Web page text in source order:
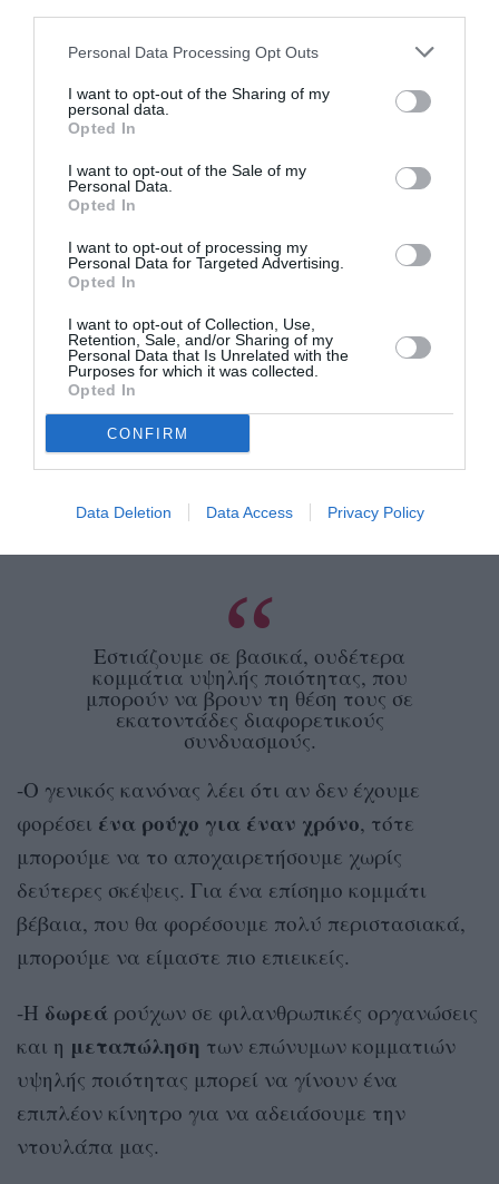
Personal Data Processing Opt Outs
I want to opt-out of the Sharing of my
personal data.
Opted In
I want to opt-out of the Sale of my
Personal Data.
Opted In
I want to opt-out of processing my
Personal Data for Targeted Advertising.
Opted In
I want to opt-out of Collection, Use,
Retention, Sale, and/or Sharing of my
Personal Data that Is Unrelated with the
Purposes for which it was collected.
Opted In
CONFIRM
Data Deletion Data Access Privacy Policy
περιστάσεις.
κρεμάσουμε σε μια κρεμάστρα με κλιπ. Τα πιο
καθημερινά, σε μια πολλαπλή κρεμάστρα. Έτσι,
τα βρίσκουμε ευκολότερα και καταλαμβάνουν
λιγότερο χώρο στην ντουλάπα. Τα τζιν είναι τα
πιο δύσκολα στην εφαρμογή: τα δοκιμάζουμε
ένα ένα και όσα δεν μας κολακεύουν, ιδιαίτερα
Γενικά
-Εστιάζουμε σεβασικά, ουδέτερα κομμάτια
υψηλής ποιότητας, που μπορούν να βρουν τη
συνδυασμούς.
Εστιάζουμε σε βασικά, ουδέτερα
κομμάτια υψηλής ποιότητας, που
μπορούν να βρουν τη θέση τους σε
εκατοντάδες διαφορετικούς
συνδυασμούς.
-Ο γενικός κανόνας λέει ότι αν δεν έχουμε
φορέσει ένα ρούχο για έναν χρόνο, τότε
μπορούμε να το αποχαιρετήσουμε χωρίς
δεύτερες σκέψεις. Για ένα επίσημο κομμάτι
βέβαια, που θα φορέσουμε πολύ περιστασιακά,
μπορούμε να είμαστε πιο επιεικείς.
-Η δωρεά ρούχων σε φιλανθρωπικές οργανώσεις
και η μεταπώληση των επώνυμων κομματιών
υψηλής ποιότητας μπορεί να γίνουν ένα
επιπλέον κίνητρο για να αδειάσουμε την
ντουλάπα μας.